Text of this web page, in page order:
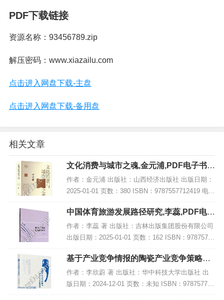
PDF下载链接
资源名称：93456789.zip
解压密码：www.xiazailu.com
点击进入网盘下载-主盘
点击进入网盘下载-备用盘
相关文章
文化消费与城市之魂,金元浦,PDF电子书下
载,网盘资源
作者：金元浦 出版社：山西经济出版社 出版日期：
2025-01-01 页数：380 ISBN：9787557712419 电子
书大小：204MB [高清扫描版PDF格式] 内容简介 该
著作《...
中国体育旅游发展路径研究,李蕊,PDF电子
书下载,网盘资源
作者：李蕊 著 出版社：吉林出版集团股份有限公司
出版日期：2025-01-01 页数：162 ISBN：97875731
56983 电子书大小：239MB [高清扫描版PDF格式]
内容简...
基于产业竞争情报的陶瓷产业竞争策略研
究,PDF电子书下载
作者：李欣蔚 著 出版社：华中科技大学出版社 出
版日期：2024-12-01 页数：未知 ISBN：978757721
4054 电子书大小：257MB [高清扫描版PDF格式] 内